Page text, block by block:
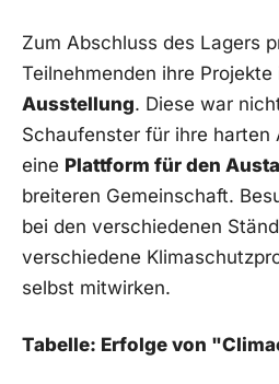
Zum Abschluss des⁤ Lagers
‍Teilnehmenden ihre Projekte
Ausstellung. ⁣Diese ‌war
Schaufenster für ihre‌ harten
eine Plattform für den
breiteren Gemeinschaft.
bei den verschiedenen
verschiedene⁣
selbst ‌mitwirken.
Tabelle: Erfolge von